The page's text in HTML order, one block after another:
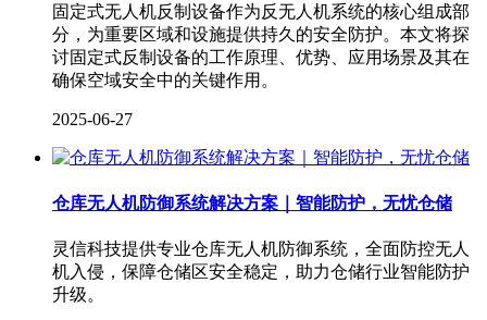
固定式无人机反制设备作为反无人机系统的核心组成部
分，为重要区域和设施提供持久的安全防护。本文将探
讨固定式反制设备的工作原理、优势、应用场景及其在
确保空域安全中的关键作用。
2025-06-27
仓库无人机防御系统解决方案｜智能防护，无忧仓储
灵信科技提供专业仓库无人机防御系统，全面防控无人
机入侵，保障仓储区安全稳定，助力仓储行业智能防护
升级。